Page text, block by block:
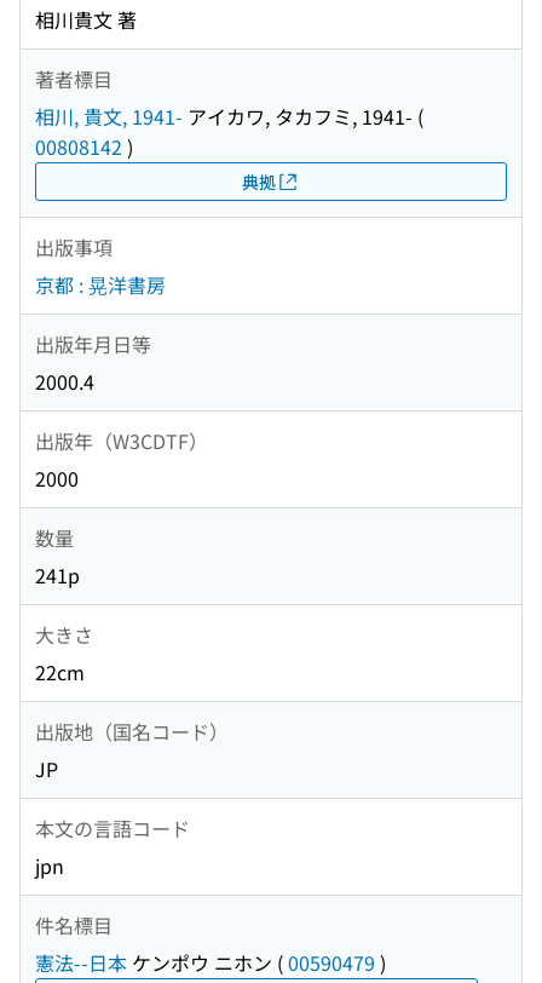
相川貴文 著
著者標目
相川, 貴文, 1941- アイカワ, タカフミ, 1941- (
00808142 )
典拠
出版事項
京都 : 晃洋書房
出版年月日等
2000.4
出版年（W3CDTF）
2000
数量
241p
大きさ
22cm
出版地（国名コード）
JP
本文の言語コード
jpn
件名標目
憲法--日本 ケンポウ ニホン (00590479 )